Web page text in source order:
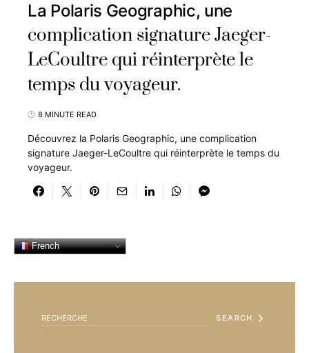
La Polaris Geographic, une
complication signature Jaeger-
LeCoultre qui réinterprète le
temps du voyageur.
8 MINUTE READ
Découvrez la Polaris Geographic, une complication
signature Jaeger-LeCoultre qui réinterprète le temps du
voyageur.
French
SEARCH